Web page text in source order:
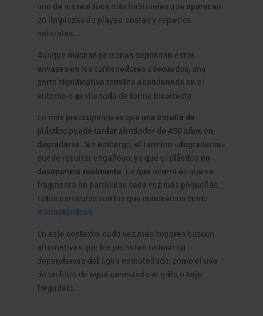
uno de los residuos más habituales que aparecen
en limpiezas de playas, costas y espacios
naturales.
Aunque muchas personas depositan estos
envases en los contenedores adecuados, una
parte significativa termina abandonada en el
entorno o gestionada de forma incorrecta.
Lo más preocupante es que una botella de
plástico puede tardar alrededor de 450 años en
degradarse . Sin embargo, el término «degradarse»
puede resultar engañoso, ya que el plástico no
desaparece realmente . Lo que ocurre es que se
fragmenta en partículas cada vez más pequeñas.
Estas partículas son las que conocemos como
microplásticos.
En este contexto, cada vez más hogares buscan
alternativas que les permitan reducir su
dependencia del agua embotellada, como el uso
de un filtro de agua conectado al grifo o bajo
fregadero.